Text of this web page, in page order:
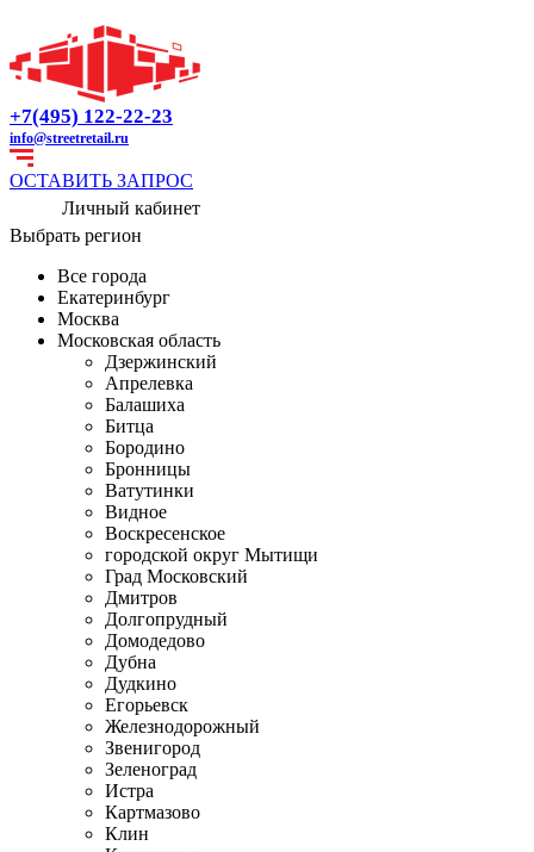
+7(495) 122-22-23
info@streetretail.ru
ОСТАВИТЬ ЗАПРОС
Личный кабинет
Выбрать регион
Все города
Екатеринбург
Москва
Московская область
Дзержинский
Апрелевка
Балашиха
Битца
Бородино
Бронницы
Ватутинки
Видное
Воскресенское
городской округ Мытищи
Град Московский
Дмитров
Долгопрудный
Домодедово
Дубна
Дудкино
Егорьевск
Железнодорожный
Звенигород
Зеленоград
Истра
Картмазово
Клин